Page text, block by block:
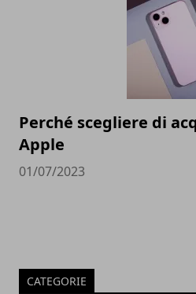
Perché scegliere di
Apple
01/07/2023
CATEGORIE